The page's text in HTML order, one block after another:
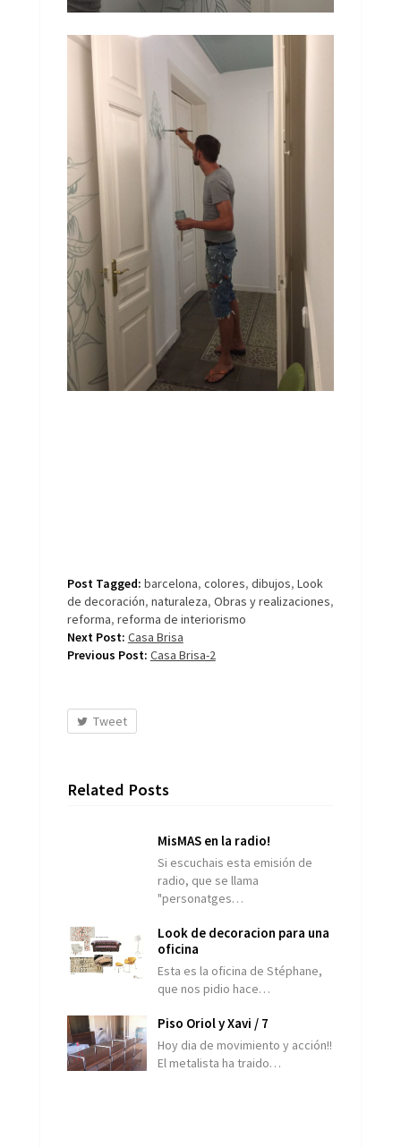
Post Tagged: barcelona, colores, dibujos, Look
de decoración, naturaleza, Obras y realizaciones,
reforma, reforma de interiorismo
Next Post: Casa Brisa
Previous Post: Casa Brisa-2
Tweet
Related Posts
MisMAS en la radio!
Si escuchais esta emisión de
radio, que se llama
"personatges…
Look de decoracion para una
oficina
Esta es la oficina de Stéphane,
que nos pidio hace…
Piso Oriol y Xavi / 7
Hoy dia de movimiento y acción!!
El metalista ha traido…